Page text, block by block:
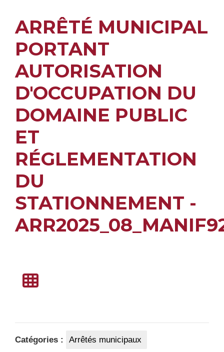
ARRÊTÉ MUNICIPAL
PORTANT
AUTORISATION
D'OCCUPATION DU
DOMAINE PUBLIC
ET
RÉGLEMENTATION
DU
STATIONNEMENT -
Catégories : Arrêtés municipaux